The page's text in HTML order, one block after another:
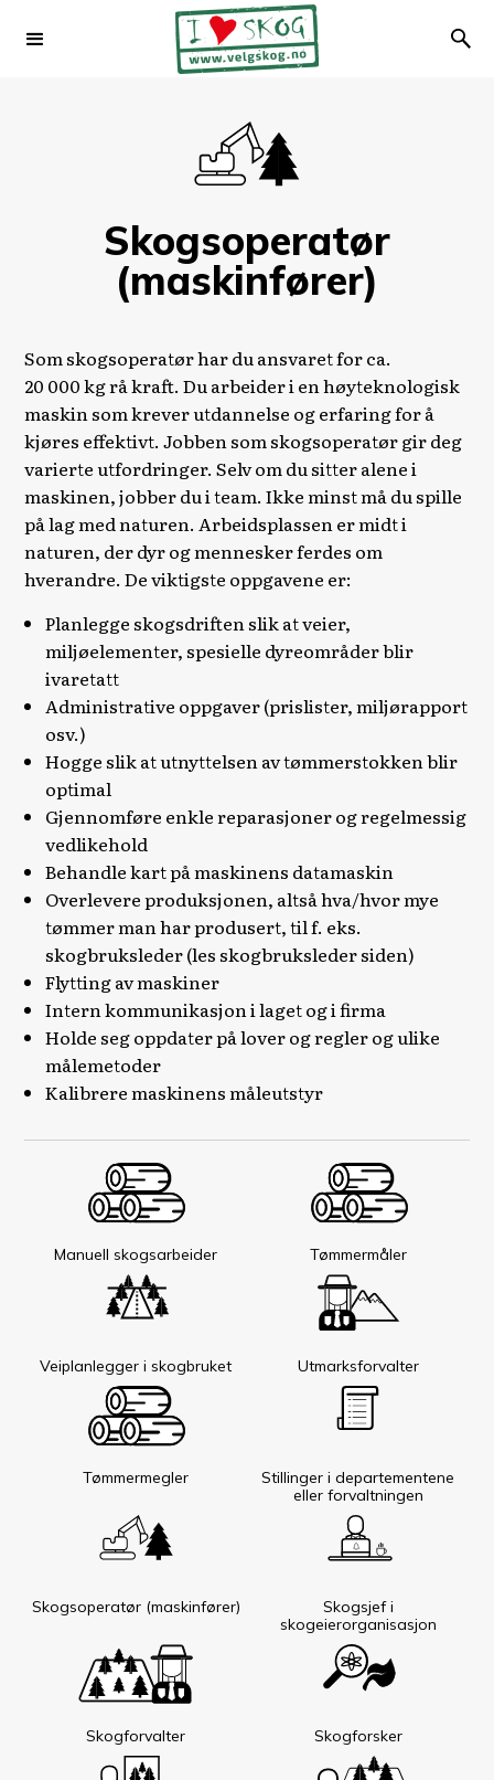
Skogsoperatør
(maskinfører)
Som skogsoperatør har du ansvaret for ca.
20 000 kg rå kraft. Du arbeider i en høyteknologisk
maskin som krever utdannelse og erfaring for å
kjøres effektivt. Jobben som skogsoperatør gir deg
varierte utfordringer. Selv om du sitter alene i
maskinen, jobber du i team. Ikke minst må du spille
på lag med naturen. Arbeidsplassen er midt i
naturen, der dyr og mennesker ferdes om
hverandre. De viktigste oppgavene er:
Planlegge skogsdriften slik at veier,
miljøelementer, spesielle dyreområder blir
ivaretatt
Administrative oppgaver (prislister, miljørapport
osv.)
Hogge slik at utnyttelsen av tømmerstokken blir
optimal
Gjennomføre enkle reparasjoner og regelmessig
vedlikehold
Behandle kart på maskinens datamaskin
Overlevere produksjonen, altså hva/hvor mye
tømmer man har produsert, til f. eks.
skogbruksleder (les skogbruksleder siden)
Flytting av maskiner
Intern kommunikasjon i laget og i firma
Holde seg oppdater på lover og regler og ulike
målemetoder
Kalibrere maskinens måleutstyr
Manuell skogsarbeider Tømmermåler
Veiplanlegger i skogbruket Utmarksforvalter
Tømmermegler
Stillinger i departementene
eller forvaltningen
Skogsoperatør (maskinfører)
Skogsjef i
skogeierorganisasjon
Skogforvalter Skogforsker